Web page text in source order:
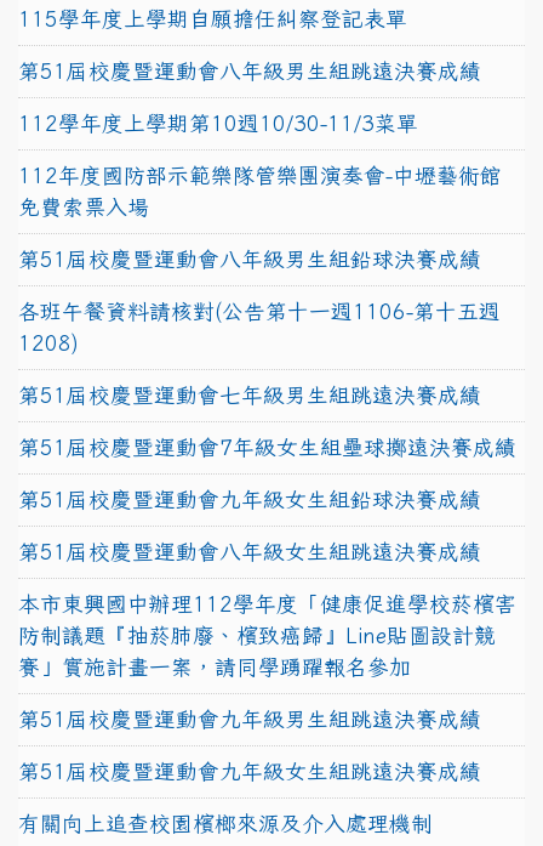
115學年度上學期自願擔任糾察登記表單
第51屆校慶暨運動會八年級男生組跳遠決賽成績
112學年度上學期第10週10/30-11/3菜單
112年度國防部示範樂隊管樂團演奏會-中壢藝術館
免費索票入場
第51屆校慶暨運動會八年級男生組鉛球決賽成績
各班午餐資料請核對(公告第十一週1106-第十五週
1208)
第51屆校慶暨運動會七年級男生組跳遠決賽成績
第51屆校慶暨運動會7年級女生組壘球擲遠決賽成績
第51屆校慶暨運動會九年級女生組鉛球決賽成績
第51屆校慶暨運動會八年級女生組跳遠決賽成績
本市東興國中辦理112學年度「健康促進學校菸檳害
防制議題『抽菸肺廢、檳致癌歸』Line貼圖設計競
賽」實施計畫一案，請同學踴躍報名參加
第51屆校慶暨運動會九年級男生組跳遠決賽成績
第51屆校慶暨運動會九年級女生組跳遠決賽成績
有關向上追查校園檳榔來源及介入處理機制